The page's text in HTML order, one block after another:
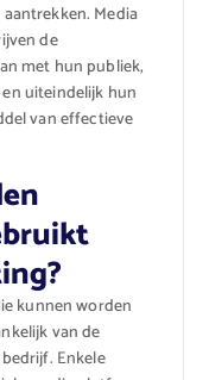
Media
de
met hun publiek,
uiteindelijk hun
van effectieve
kunnen worden
van de
Enkele